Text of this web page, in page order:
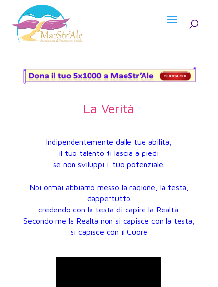
La Verità
Indipendentemente dalle tue abilità,
il tuo talento ti lascia a piedi
se non sviluppi il tuo potenziale.
Noi ormai abbiamo messo la ragione, la testa,
dappertutto
credendo con la testa di capire la Realtà.
Secondo me la Realtà non si capisce con la testa,
si capisce con il Cuore